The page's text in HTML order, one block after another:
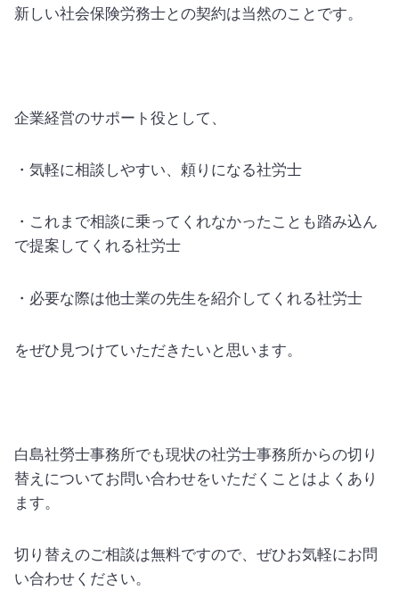
新しい社会保険労務士との契約は当然のことです。
企業経営のサポート役として、
・気軽に相談しやすい、頼りになる社労士
・これまで相談に乗ってくれなかったことも踏み込ん
で提案してくれる社労士
・必要な際は他士業の先生を紹介してくれる社労士
をぜひ見つけていただきたいと思います。
白島社勞士事務所でも現状の社労士事務所からの切り
替えについてお問い合わせをいただくことはよくあり
ます。
切り替えのご相談は無料ですので、ぜひお気軽にお問
い合わせください。